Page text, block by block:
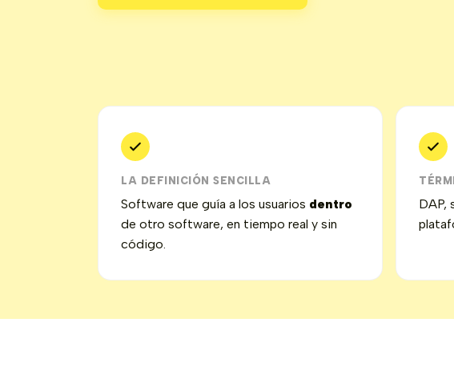
LA DEFINICIÓN SENCILLA
Software que guía a los usuarios dentro
de otro software, en tiempo real y sin
código.
DAP,